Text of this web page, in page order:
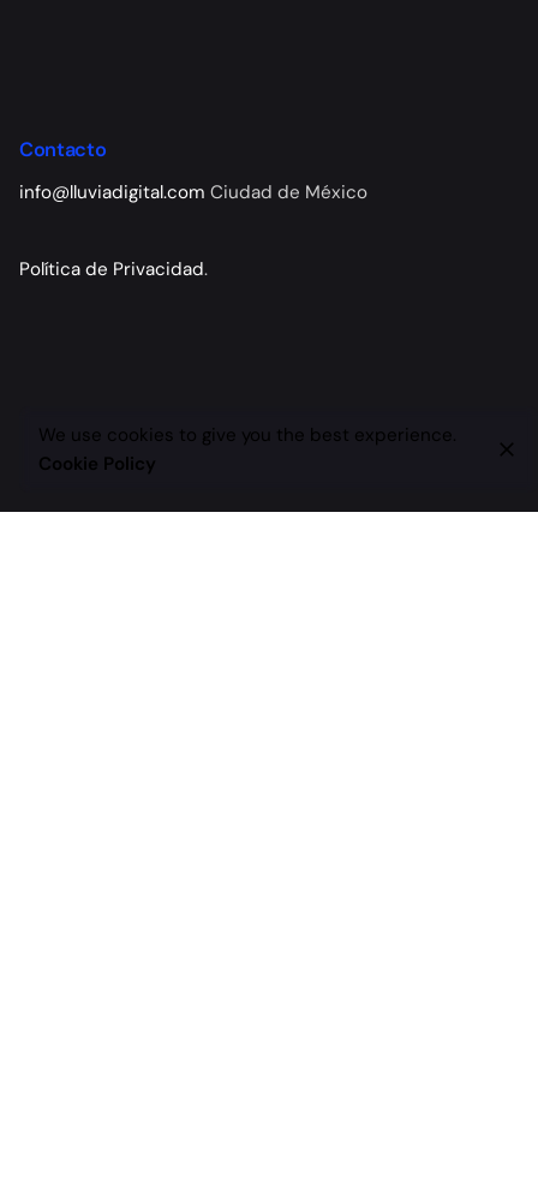
Contacto
info@lluviadigital.com Ciudad de México
Política de Privacidad.
We use cookies to give you the best experience.
Cookie Policy